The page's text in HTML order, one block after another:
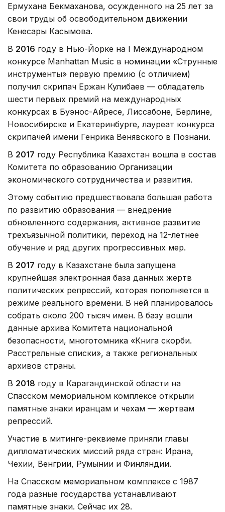
Ермухана Бекмаханова, осужденного на 25 лет за
свои труды об освободительном движении
Кенесары Касымова.
В 2016 году в Нью-Йорке на I Международном
конкурсе Manhattan Music в номинации «Струнные
инструменты» первую премию (с отличием)
получил скрипач Ержан Кулибаев — обладатель
шести первых премий на международных
конкурсах в Буэнос-Айресе, Лиссабоне, Берлине,
Новосибирске и Екатеринбурге, лауреат конкурса
скрипачей имени Генрика Венявского в Познани.
В 2017 году Республика Казахстан вошла в состав
Комитета по образованию Организации
экономического сотрудничества и развития.
Этому событию предшествовала большая работа
по развитию образования — внедрение
обновленного содержания, активное развитие
трехъязычной политики, переход на 12-летнее
обучение и ряд других прогрессивных мер.
В 2017 году в Казахстане была запущена
крупнейшая электронная база данных жертв
политических репрессий, которая пополняется в
режиме реального времени. В ней планировалось
собрать около 200 тысяч имен. В базу вошли
данные архива Комитета национальной
безопасности, многотомника «Книга скорби.
Расстрельные списки», а также региональных
архивов страны.
В 2018 году в Карагандинской области на
Спасском мемориальном комплексе открыли
памятные знаки иранцам и чехам — жертвам
репрессий.
Участие в митинге-реквиеме приняли главы
дипломатических миссий ряда стран: Ирана,
Чехии, Венгрии, Румынии и Финляндии.
На Спасском мемориальном комплексе с 1987
года разные государства устанавливают
памятные знаки. Сейчас их 28.